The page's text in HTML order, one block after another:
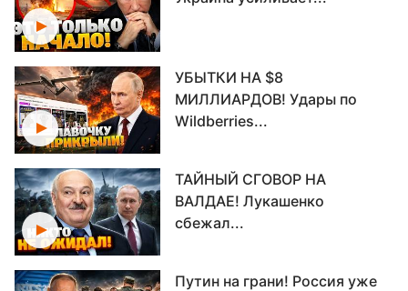
УБЫТКИ НА $8
МИЛЛИАРДОВ! Удары по
Wildberries...
ТАЙНЫЙ СГОВОР НА
ВАЛДАЕ! Лукашенко
сбежал...
Путин на грани! Россия уже